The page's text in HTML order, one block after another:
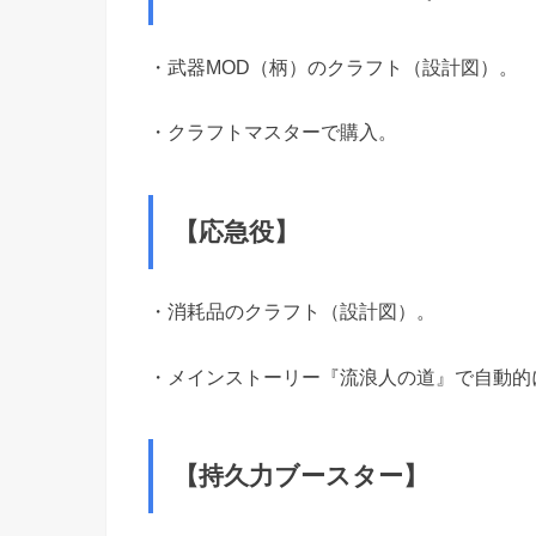
・武器MOD（柄）のクラフト（設計図）。
・クラフトマスターで購入。
【応急役】
・消耗品のクラフト（設計図）。
・メインストーリー『流浪人の道』で自動
【持久力ブースター】